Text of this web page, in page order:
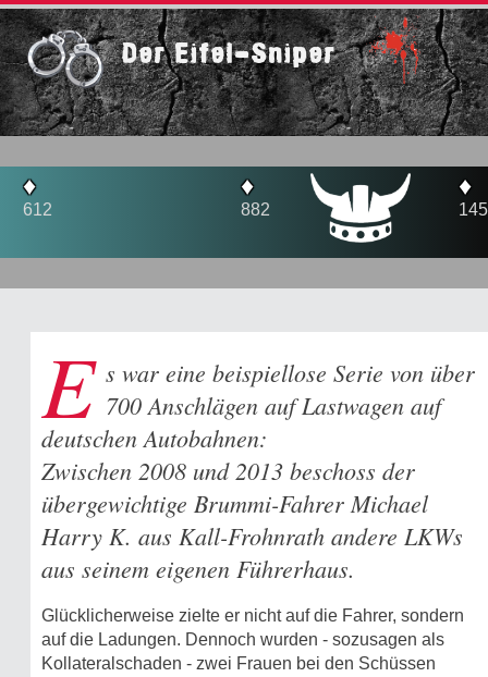
Der Eifel-Sniper
♦
1450
E s war eine beispiellose Serie von über
700 Anschlägen auf Lastwagen auf
deutschen Autobahnen:
Zwischen 2008 und 2013 beschoss der
übergewichtige Brummi-Fahrer Michael
Harry K. aus Kall-Frohnrath andere LKWs
aus seinem eigenen Führerhaus.
Glücklicherweise zielte er nicht auf die Fahrer, sondern
auf die Ladungen. Dennoch wurden - sozusagen als
Kollateralschaden - zwei Frauen bei den Schüssen